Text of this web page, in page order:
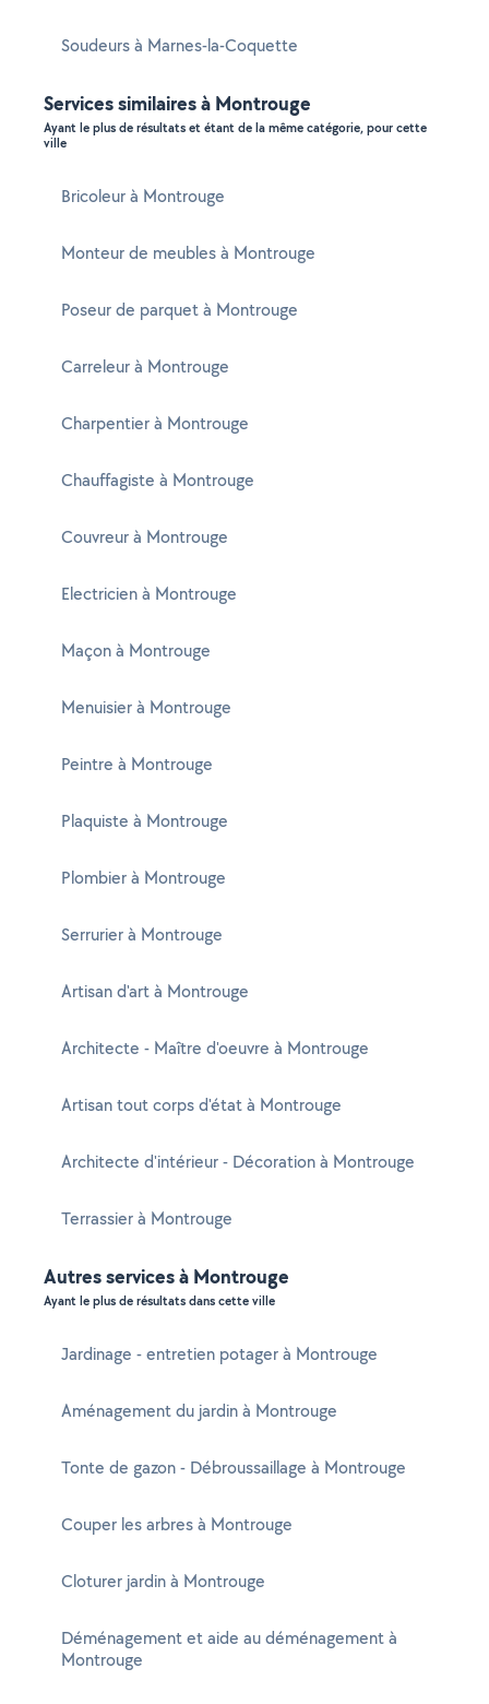
Soudeurs à Marnes-la-Coquette
Services similaires à Montrouge
Ayant le plus de résultats et étant de la même catégorie, pour cette
ville
Bricoleur à Montrouge
Monteur de meubles à Montrouge
Poseur de parquet à Montrouge
Carreleur à Montrouge
Charpentier à Montrouge
Chauffagiste à Montrouge
Couvreur à Montrouge
Electricien à Montrouge
Maçon à Montrouge
Menuisier à Montrouge
Peintre à Montrouge
Plaquiste à Montrouge
Plombier à Montrouge
Serrurier à Montrouge
Artisan d'art à Montrouge
Architecte - Maître d'oeuvre à Montrouge
Artisan tout corps d'état à Montrouge
Architecte d'intérieur - Décoration à Montrouge
Terrassier à Montrouge
Autres services à Montrouge
Ayant le plus de résultats dans cette ville
Jardinage - entretien potager à Montrouge
Aménagement du jardin à Montrouge
Tonte de gazon - Débroussaillage à Montrouge
Couper les arbres à Montrouge
Cloturer jardin à Montrouge
Déménagement et aide au déménagement à
Montrouge